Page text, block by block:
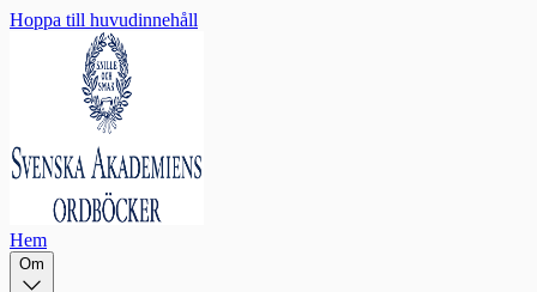
Hoppa till huvudinnehåll
Hem
Om